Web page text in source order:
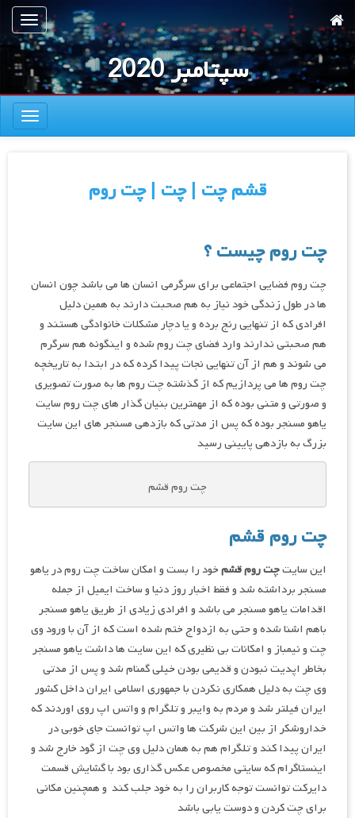
به
محتوای
اصلی
ناوبری
سپتامبر 2020
ناوبری
قشم چت | چت | چت روم
چت روم چیست ؟
چت روم فضایی اجتماعی برای سرگرمی انسان ها می باشد چون انسان
ها در طول زندگی خود نیاز به هم صحبت دارند به همین دلیل
افرادی که از تنهایی رنج برده و یا دچار مشکلات خانوادگی هستند و
هم صحبتی ندارند وارد فضای چت روم شده و اینگونه هم سرگرم
می شوند و هم از آن تنهایی نجات پیدا کرده که در ابتدا به تاریخچه
چت روم ها می پردازیم که از گذشته چت روم ها به صورت تصویری
و صورتی و متنی بوده که از مهمترین بنیان گذار های چت روم سایت
یاهو مسنجر بوده که پس از مدتی که بازدهی مسنجر های این سایت
بزرگ به بازدهی پایینی رسید
چت روم قشم
چت روم قشم
این سایتچت روم قشمخود را بست و امکان ساخت چت روم در یاهو
مسنجر برداشته شد و فقط اخبار روز دنیا و ساخت ایمیل از جمله
اقدامات یاهو مسنجر می باشد و افرادی زیادی از طریق یاهو مسنجر
باهم اشنا شده و حتی به ازدواج ختم شده است که از آن با ورود وی
چت و نیمباز و امکانات بی نظیری که این سایت ها داشت یاهو مسنجر
بخاطر اپدیت نبودن و قدیمی بودن خیلی گمنام شد و پس از مدتی
وی چت به دلیل همکاری نکردن با جمهوری اسلامی ایران داخل کشور
ایران فیلتر شد و مردم به وایبر و تلگرام و واتس اپ روی اوردند که
خداروشکر از بین این شرکت ها واتس اپ توانست جای خوبی در
ایران پیدا کند و تلگرام هم به همان دلیل وی چت از گود خارج شد و
اینستاگرام که سایتی مخصوص عکس گذاری بود با گشایش قسمت
دایرکت توانست توجه کاربران را به خود جلب کند و همچنین مکانی
برای چت کردن و دوست یابی باشد